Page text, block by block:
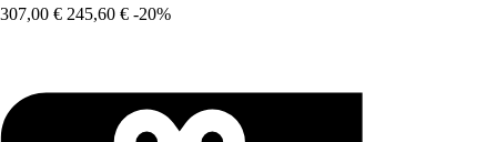
307,00 € 245,60 € -20%